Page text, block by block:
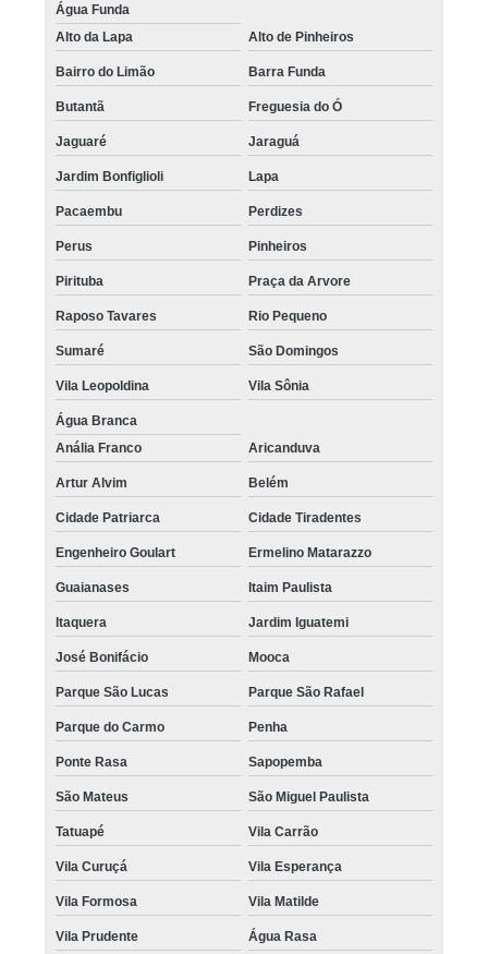
Água Funda
Alto da Lapa
Alto de Pinheiros
Bairro do Limão Barra Funda
Butantã Freguesia do Ó
Jaguaré Jaraguá
Jardim Bonfiglioli Lapa
Pacaembu Perdizes
Perus Pinheiros
Pirituba Praça da Arvore
Raposo Tavares Rio Pequeno
Sumaré São Domingos
Vila Leopoldina Vila Sônia
Água Branca
Anália Franco
Aricanduva
Artur Alvim Belém
Cidade Patriarca Cidade Tiradentes
Engenheiro Goulart Ermelino Matarazzo
Guaianases Itaim Paulista
Itaquera Jardim Iguatemi
José Bonifácio Mooca
Parque São Lucas Parque São Rafael
Parque do Carmo Penha
Ponte Rasa Sapopemba
São Mateus São Miguel Paulista
Tatuapé Vila Carrão
Vila Curuçá Vila Esperança
Vila Formosa Vila Matilde
Vila Prudente
Água Rasa